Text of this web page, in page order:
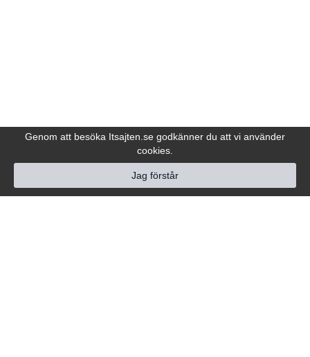
Genom att besöka Itsajten.se godkänner du att vi använder
cookies.
Jag förstår